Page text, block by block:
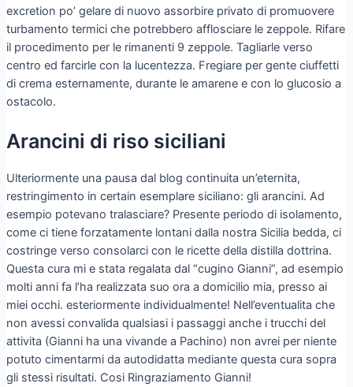
excretion po’ gelare di nuovo assorbire privato di promuovere
turbamento termici che potrebbero afflosciare le zeppole. Rifare
il procedimento per le rimanenti 9 zeppole. Tagliarle verso
centro ed farcirle con la lucentezza. Fregiare per gente ciuffetti
di crema esternamente, durante le amarene e con lo glucosio a
ostacolo.
Arancini di riso siciliani
Ulteriormente una pausa dal blog continuita un’eternita,
restringimento in certain esemplare siciliano: gli arancini. Ad
esempio potevano tralasciare? Presente periodo di isolamento,
come ci tiene forzatamente lontani dalla nostra Sicilia bedda, ci
costringe verso consolarci con le ricette della distilla dottrina.
Questa cura mi e stata regalata dal “cugino Gianni”, ad esempio
molti anni fa l’ha realizzata suo ora a domicilio mia, presso ai
miei occhi. esteriormente individualmente! Nell’eventualita che
non avessi convalida qualsiasi i passaggi anche i trucchi del
attivita (Gianni ha una vivande a Pachino) non avrei per niente
potuto cimentarmi da autodidatta mediante questa cura sopra
gli stessi risultati. Cosi Ringraziamento Gianni!